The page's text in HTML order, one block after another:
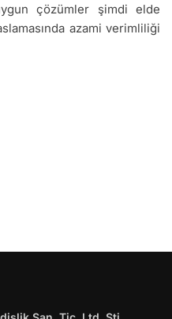
çözümler şimdi elde
azami verimliliği